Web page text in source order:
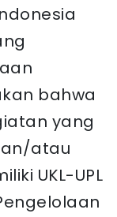
bahwa
yang
atau
UKL-UPL